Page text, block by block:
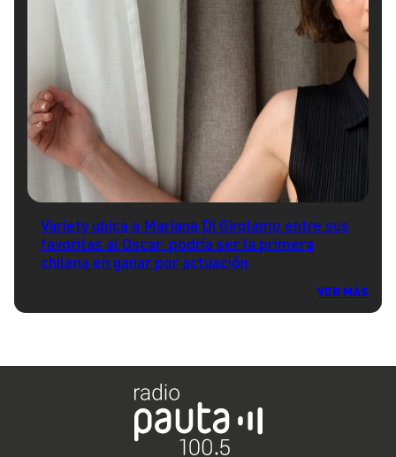
Variety ubica a Mariana Di Girolamo entre sus
favoritas al Oscar: podría ser la primera
chilena en ganar por actuación
VER MÁS